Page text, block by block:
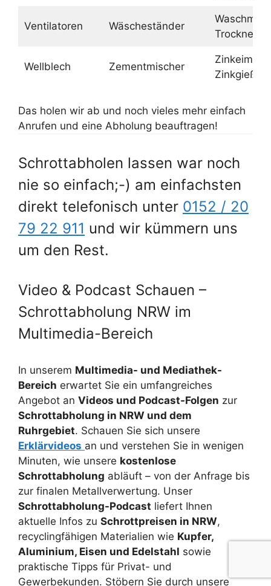
Ventilatoren Wäscheständer
Trockner
Wellblech Zementmischer
Zinkeimer,
Das holen wir ab und noch vieles mehr einfach
Anrufen und eine Abholung beauftragen!
Schrottabholen lassen war noch
nie so einfach;-) am einfachsten
direkt telefonisch unter 0152 / 20
79 22 911 und wir kümmern uns
um den Rest.
Video & Podcast Schauen –
Schrottabholung NRW im
Multimedia-Bereich
In unserem Multimedia- und Mediathek-
Bereich erwartet Sie ein umfangreiches
Angebot an Videos und Podcast-Folgen zur
Schrottabholung in NRW und dem
Ruhrgebiet. Schauen Sie sich unsere
Erklärvideos an und verstehen Sie in wenigen
Minuten, wie unsere kostenlose
Schrottabholung abläuft – von der Anfrage bis
zur finalen Metallverwertung. Unser
Schrottabholung-Podcast liefert Ihnen
aktuelle Infos zu Schrottpreisen in NRW,
recyclingfähigen Materialien wie Kupfer,
Aluminium, Eisen und Edelstahl sowie
praktische Tipps für Privat- und
Gewerbekunden. Stöbern Sie durch unsere